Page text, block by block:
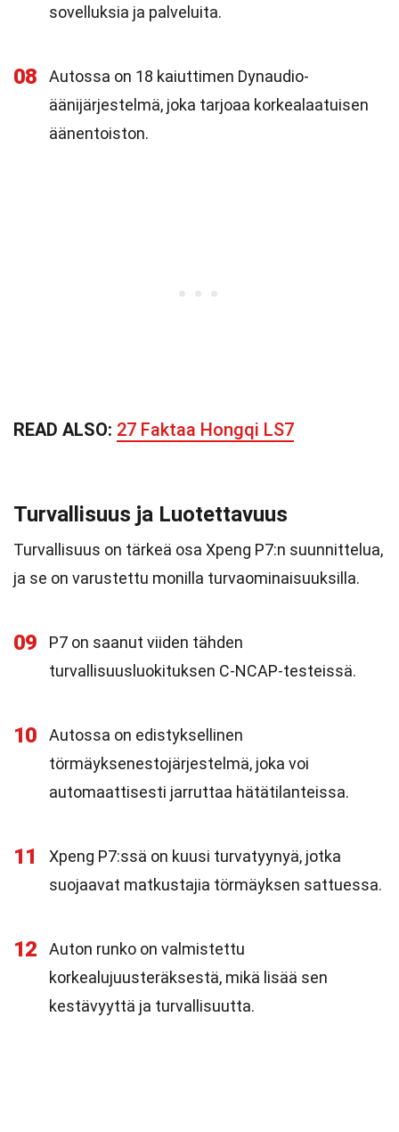
sovelluksia ja palveluita.
08
Autossa on 18 kaiuttimen Dynaudio-
äänijärjestelmä, joka tarjoaa korkealaatuisen
äänentoiston.
READ ALSO: 27 Faktaa Hongqi LS7
Turvallisuus ja Luotettavuus
Turvallisuus on tärkeä osa Xpeng P7:n suunnittelua,
ja se on varustettu monilla turvaominaisuuksilla.
09
P7 on saanut viiden tähden
turvallisuusluokituksen C-NCAP-testeissä.
10
Autossa on edistyksellinen
törmäyksenestojärjestelmä, joka voi
automaattisesti jarruttaa hätätilanteissa.
11
Xpeng P7:ssä on kuusi turvatyynyä, jotka
suojaavat matkustajia törmäyksen sattuessa.
12
Auton runko on valmistettu
korkealujuusteräksestä, mikä lisää sen
kestävyyttä ja turvallisuutta.